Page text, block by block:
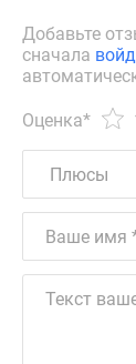
Добавьте
сначала
Оценка*